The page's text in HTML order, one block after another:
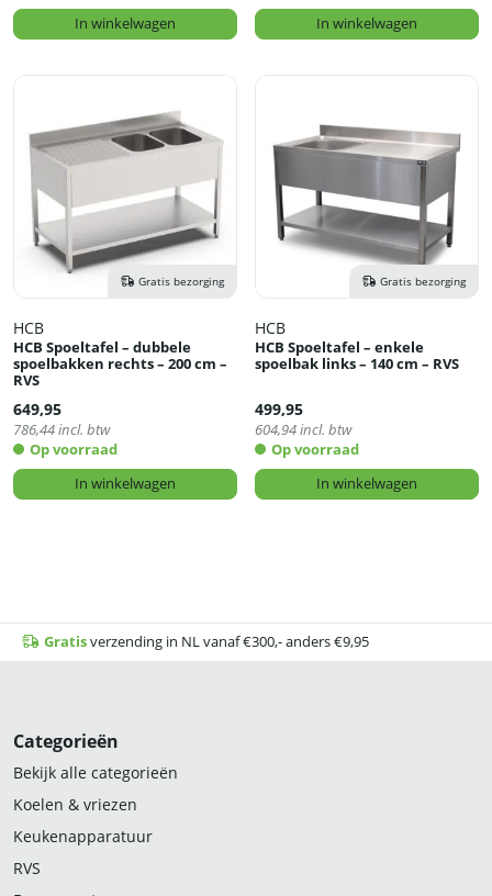
In winkelwagen
In winkelwagen
Gratis bezorging
HCB
HCB Spoeltafel – dubbele
spoelbakken rechts – 200 cm –
RVS
649,95
786,44incl. btw
Op voorraad
In winkelwagen
Gratis bezorging
HCB
HCB Spoeltafel – enkele
spoelbak links – 140 cm – RVS
499,95
604,94incl. btw
Op voorraad
In winkelwagen
Gratisverzending in NL vanaf €300,- anders €9,95
Categorieën
Bekijk alle categorieën
Koelen & vriezen
Keukenapparatuur
RVS